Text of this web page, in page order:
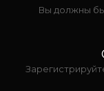
Вы должны